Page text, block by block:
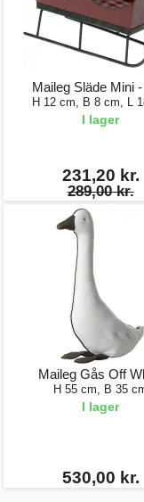
Maileg Släde Mini
H 12 cm, B 8 cm, L
I lager
231,20 kr.
289,00 kr.
Maileg Gås Off
H 55 cm, B 35
I lager
530,00 kr.